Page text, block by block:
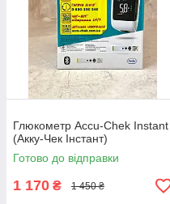
Глюкометр Accu-Chek Instant
(Акку-Чек Інстант)
Готово до відправки
1 170 ₴ 1 450 ₴